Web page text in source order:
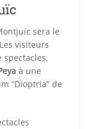
sera le
visiteurs
spectacles,
à une
“Dioptria” de